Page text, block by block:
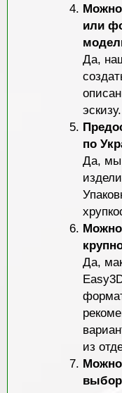
или
Да,
эскизу.
по
Да, мы
Можно
Да,
из